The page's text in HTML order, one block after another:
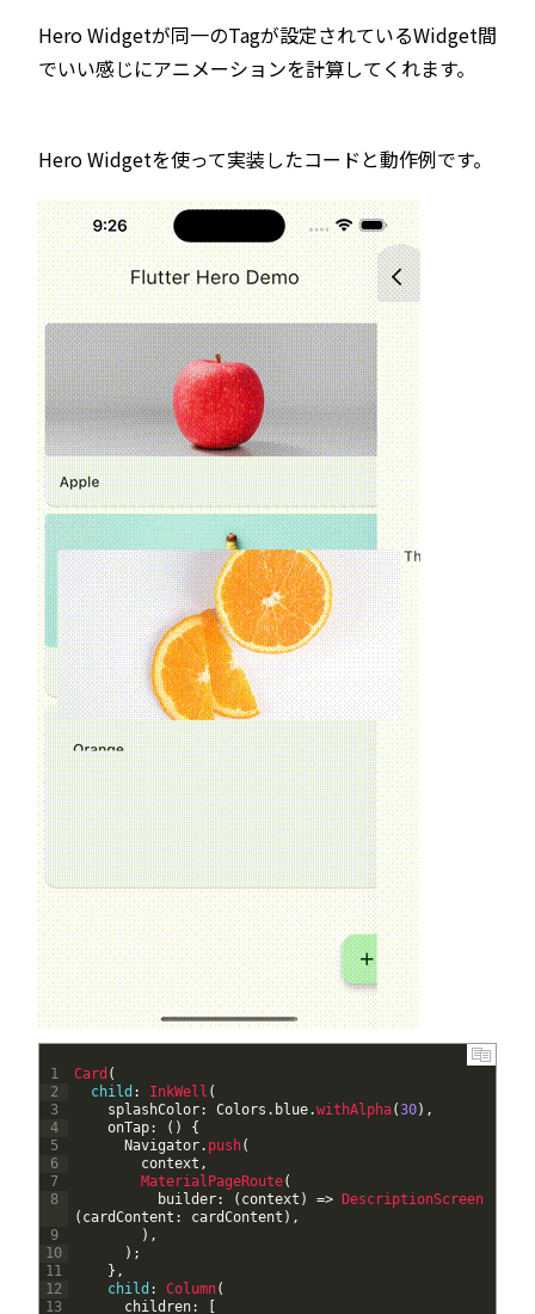
Hero Widgetが同一のTagが設定されているWidget間
でいい感じにアニメーションを計算してくれます。
Hero Widgetを使って実装したコードと動作例です。
1
2
3
4
5
6
7
8
9
10
11
12
13
Card (
child : InkWell (
splashColor: Colors . blue.withAlpha(30) ,
onTap: ( )
{
Navigator. push(
context ,
MaterialPageRoute(
builder: ( context ) =>
DescriptionScreen
( cardContent : cardContent ) ,
) ,
) ;
} ,
child : Column(
children: